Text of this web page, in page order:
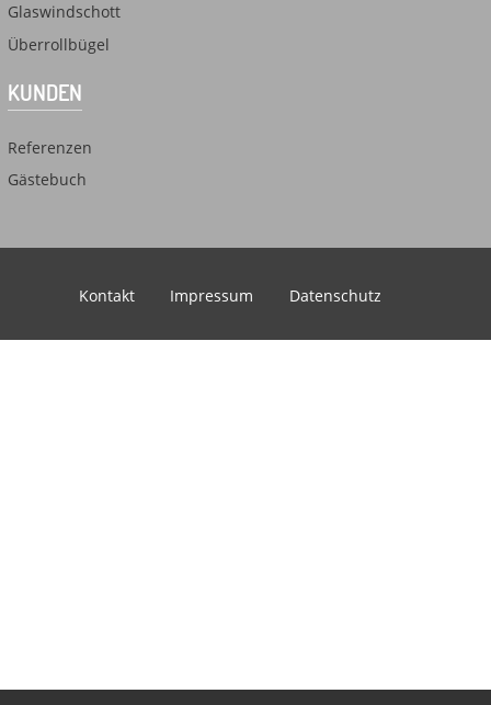
Glaswindschott
Überrollbügel
KUNDEN
Referenzen
Gästebuch
Kontakt Impressum Datenschutz